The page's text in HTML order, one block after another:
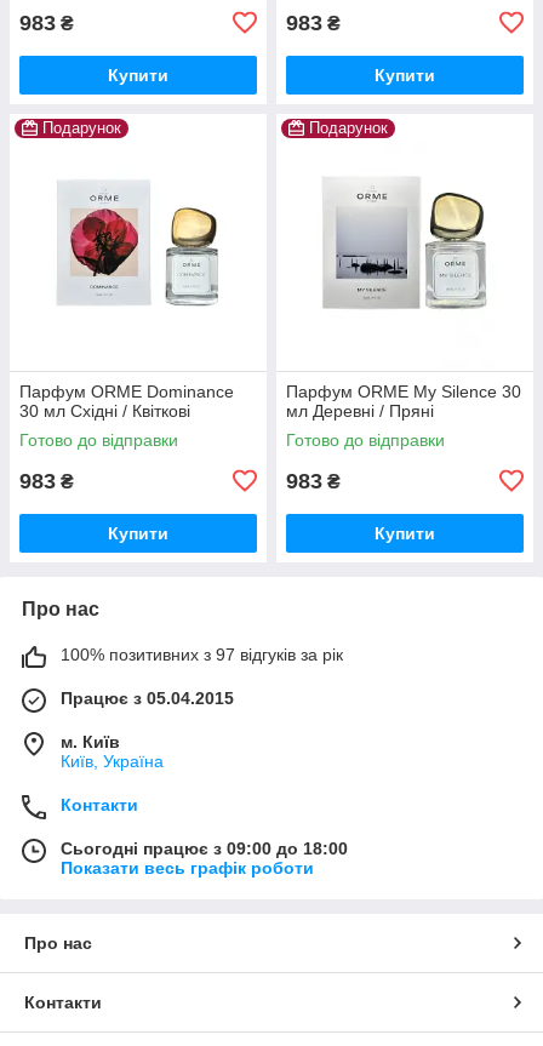
983 ₴
Купити
983 ₴
Купити
Подарунок
Парфум ORME Dominance
30 мл Східні / Квіткові
Готово до відправки
983 ₴
Купити
Подарунок
Парфум ORME My Silence 30
мл Деревні / Пряні
Готово до відправки
983 ₴
Купити
Про нас
100% позитивних з 97 відгуків за рік
Працює з 05.04.2015
м. Київ
Київ, Україна
Контакти
Сьогодні працює з 09:00 до 18:00
Показати весь графік роботи
Про нас
Контакти